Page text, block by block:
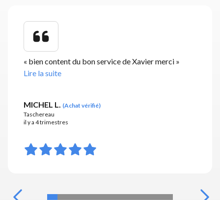
« bien content du bon service de Xavier merci »
Lire la suite
MICHEL L. (Achat vérifié)
Taschereau
il y a 4 trimestres